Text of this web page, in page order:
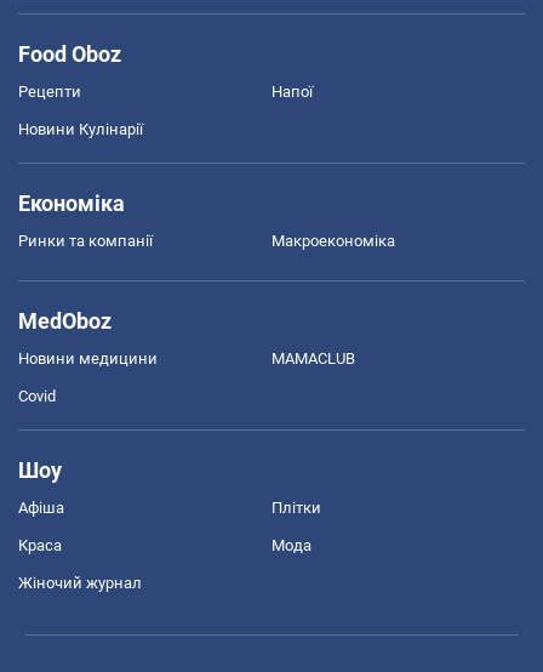
Food Oboz
Рецепти Напої
Новини Кулінарії
Економіка
Ринки та компанії Макроекономіка
MedOboz
Новини медицини MAMACLUB
Covid
Шоу
Афіша Плітки
Краса Мода
Жіночий журнал